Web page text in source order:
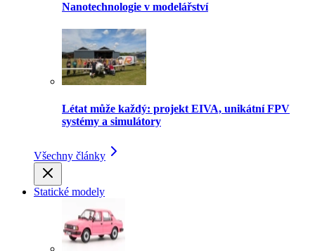
Nanotechnologie v modelářství
Létat může každý: projekt EIVA, unikátní FPV
systémy a simulátory
Všechny články
Statické modely